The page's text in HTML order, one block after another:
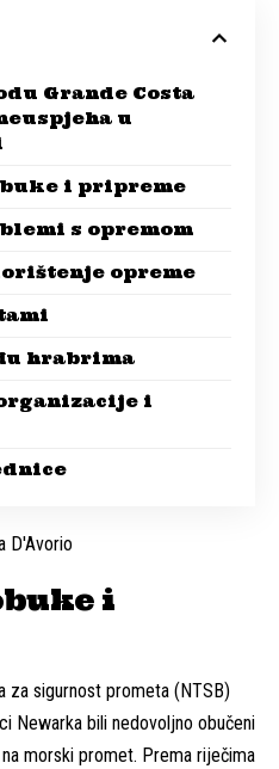
Grande Costa
u
i pripreme
s opremom
opreme
hrabrima
i
i
za sigurnost prometa (NTSB)
Newarka bili nedovoljno obučeni
morski promet. Prema riječima